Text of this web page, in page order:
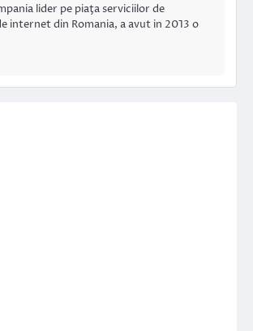
lider pe piaţa serviciilor de
internet din Romania, a avut in 2013 o